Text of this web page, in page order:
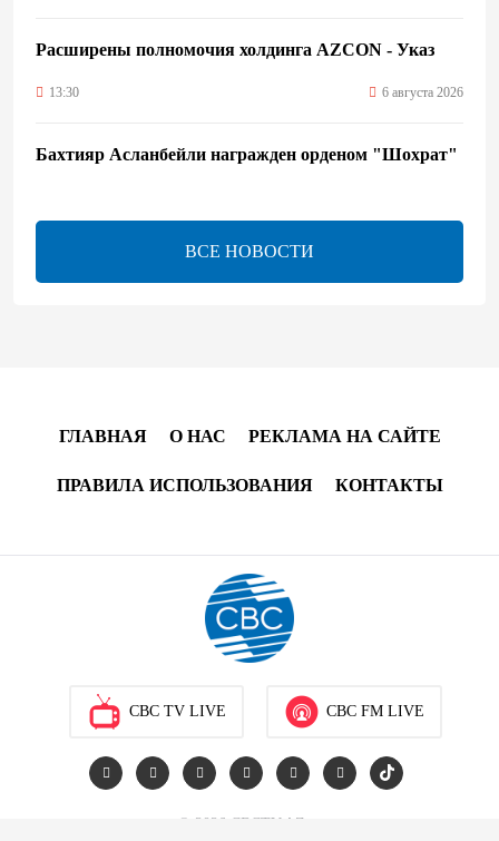
Расширены полномочия холдинга AZCON - Указ
13:30 6 августа 2026
Бахтияр Асланбейли награжден орденом "Шохрат"
13:26 6 августа 2026
bp о ходе строительства солнечной электростанции
Азербайджан непродовольственными товарами
Армении объявлено окончательное решение
Цены на азербайджанскую нефть изменились
6 августа 2026
Как Азербайджан и Казахстан превращают Каспий
ВСЕ НОВОСТИ
ГЛАВНАЯ О НАС РЕКЛАМА НА САЙТЕ
ПРАВИЛА ИСПОЛЬЗОВАНИЯ КОНТАКТЫ
CBC TV LIVE CBC FM LIVE
© 2026 CBCTV.AZ